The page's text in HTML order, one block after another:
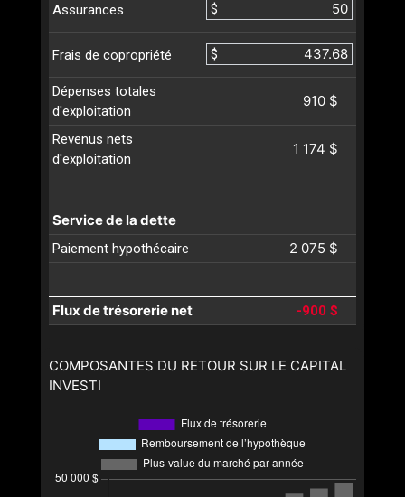
Assurances $
Frais de copropriété $
Dépenses totales
d'exploitation
910 $
Revenus nets
d'exploitation
1 174 $
Service de la dette
Paiement hypothécaire 2 075 $
Flux de trésorerie net -900 $
COMPOSANTES DU RETOUR SUR LE CAPITAL
INVESTI